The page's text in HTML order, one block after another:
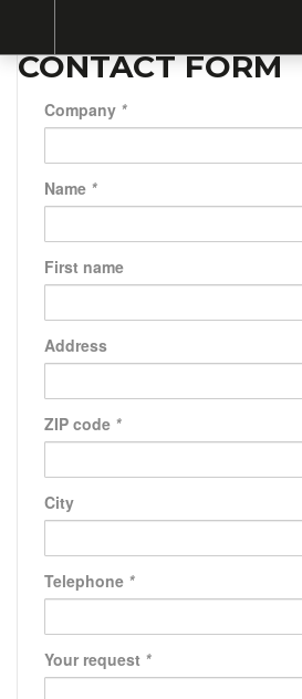
CONTACT FORM
Company *
Name *
First name
Address
ZIP code *
City
Telephone *
Your request *